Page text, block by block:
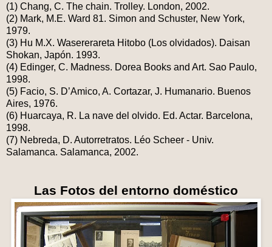
(1) Chang, C. The chain. Trolley. London, 2002.
(2) Mark, M.E. Ward 81. Simon and Schuster, New York,
1979.
(3) Hu M.X. Wasererareta Hitobo (Los olvidados). Daisan
Shokan, Japón. 1993.
(4) Edinger, C. Madness. Dorea Books and Art. Sao Paulo,
1998.
(5) Facio, S. D’Amico, A. Cortazar, J. Humanario. Buenos
Aires, 1976.
(6) Huarcaya, R. La nave del olvido. Ed. Actar. Barcelona,
1998.
(7) Nebreda, D. Autorretratos. Léo Scheer - Univ.
Salamanca. Salamanca, 2002.
Las Fotos del entorno doméstico